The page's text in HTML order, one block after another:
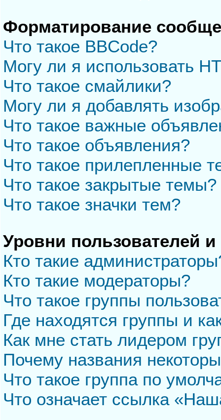
Форматирование
Что такое BBCode?
Могу ли я использовать
Что такое смайлики?
Могу ли я добавлять
Что такое важные
Что такое объявления?
Что такое прилепленные
Что такое закрытые темы?
Что такое значки тем?
Уровни пользователей
Кто такие
Кто такие модераторы?
Что такое группы
Где находятся группы и
Как мне стать лидером
Почему названия
Что такое группа по
Что означает ссылка